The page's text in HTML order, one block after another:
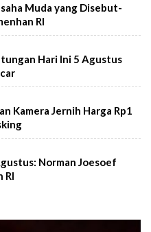
Muda yang Disebut-
RI
Hari Ini 5 Agustus
Kamera Jernih Harga Rp1
Norman Joesoef
RI